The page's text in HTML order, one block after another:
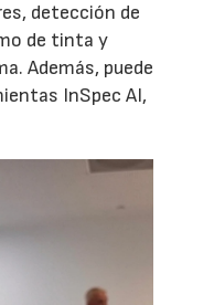
detección de
de tinta y
Además, puede
InSpec AI,